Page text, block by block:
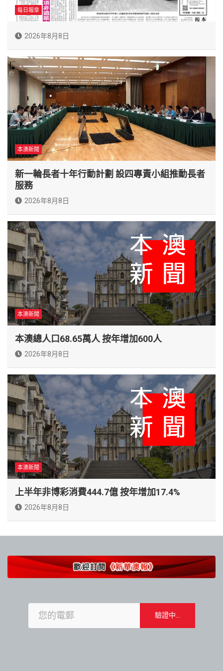
每日報章
2026年8月8日
本澳新聞
新一輪長者十年行動計劃 設四專責小組推動長者
服務
2026年8月8日
本澳新聞
本澳總人口68.65萬人 按年增加600人
2026年8月8日
本澳新聞
上半年非博彩消費444.7億 按年增加17.4%
2026年8月8日